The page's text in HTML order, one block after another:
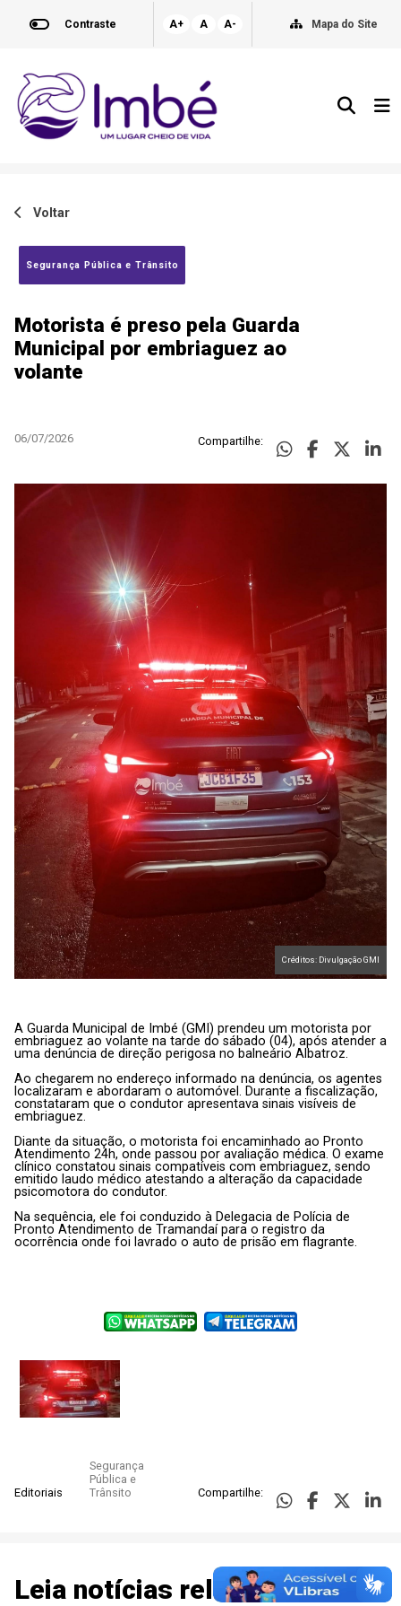
Contraste A+ A A- Mapa do Site
Voltar
Segurança Pública e Trânsito
Motorista é preso pela Guarda
Municipal por embriaguez ao
volante
06/07/2026 Compartilhe:
Créditos: Divulgação GMI
A Guarda Municipal de Imbé (GMI) prendeu um motorista por
embriaguez ao volante na tarde do sábado (04), após atender a
uma denúncia de direção perigosa no balneário Albatroz.
Ao chegarem no endereço informado na denúncia, os agentes
localizaram e abordaram o automóvel. Durante a fiscalização,
constataram que o condutor apresentava sinais visíveis de
embriaguez.
Diante da situação, o motorista foi encaminhado ao Pronto
Atendimento 24h, onde passou por avaliação médica. O exame
clínico constatou sinais compatíveis com embriaguez, sendo
emitido laudo médico atestando a alteração da capacidade
psicomotora do condutor.
Na sequência, ele foi conduzido à Delegacia de Polícia de
Pronto Atendimento de Tramandaí para o registro da
ocorrência onde foi lavrado o auto de prisão em flagrante.
Editoriais
Segurança
Pública e
Trânsito
Compartilhe:
Leia notícias relacionadas